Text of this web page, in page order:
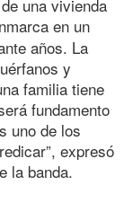
una vivienda
en un
años. La
y
familia tiene
fundamento
uno de los
expresó
la banda.